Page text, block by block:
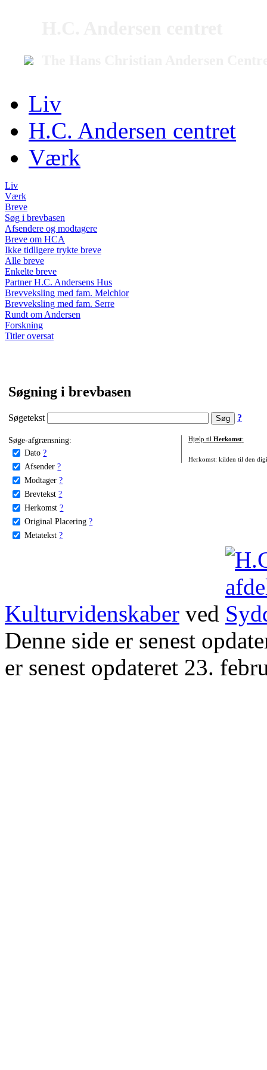
Liv
H.C. Andersen centret
Værk
Liv
Værk
Breve
Søg i brevbasen
Afsendere og modtagere
Breve om HCA
Ikke tidligere trykte breve
Alle breve
Enkelte breve
Partner H.C. Andersens Hus
Brevveksling med fam. Melchior
Brevveksling med fam. Serre
Rundt om Andersen
Forskning
Titler oversat
Søgning i brevbasen
Søgetekst ?
Søge-afgrænsning:
Dato ?
Afsender ?
Modtager ?
Brevtekst ?
Herkomst ?
Original Placering ?
Metatekst ?
Hjælp til Herkomst:
Herkomst: kilden til den
Kulturvidenskaber ved
Denne side er senest
er senest opdateret 23.